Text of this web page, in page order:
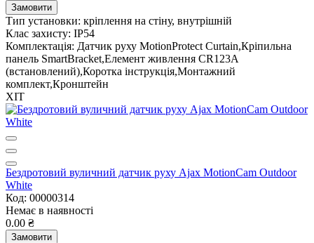
Замовити
Тип установки: кріплення на стіну, внутрішній
Клас захисту: IP54
Комплектація: Датчик руху MotionProtect Curtain,Кріпильна
панель SmartBracket,Елемент живлення CR123A
(встановлений),Коротка інструкція,Монтажний
комплект,Кронштейн
ХІТ
Бездротовий вуличний датчик руху Ajax MotionCam Outdoor
White
Код: 00000314
Немає в наявності
0.00 ₴
Замовити